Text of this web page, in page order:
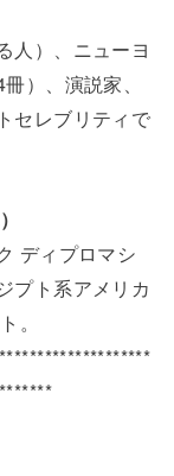
人）、ニューヨ
）、演説家、
セレブリティで
ディプロマシ
プト系アメリカ
。